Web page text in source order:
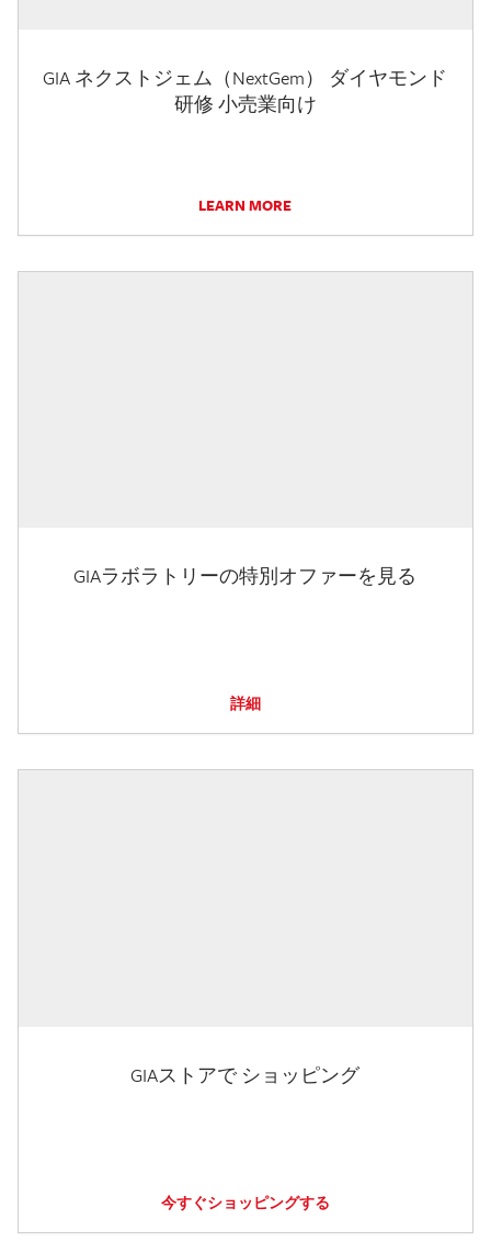
GIA ネクストジェム（NextGem） ダイヤモンド
研修 小売業向け
LEARN MORE
GIAラボラトリーの特別オファーを見る
詳細
GIAストアで ショッピング
今すぐショッピングする